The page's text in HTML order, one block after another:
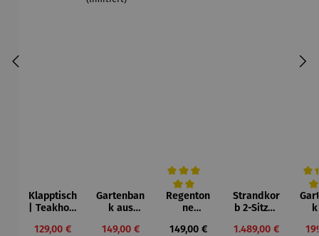
Klapptisch
| Teakholz
Verkaufspreis:
129,00 €
Gartenban
k aus
HALBZEIT
Verkaufspreis:
149,00 €
Durchschnittliche Bewertung von 5
Regenton
ne
et | Azura
Regulärer Preis:
149,00 €
Strandkor
b 2-Sitzer
Akazienho
Verkaufspreis:
1.489,00 €